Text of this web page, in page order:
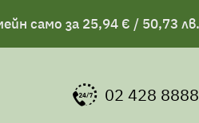
само за 25,94 € / 50,73
чаша с избрани хостинг
02 428 8888